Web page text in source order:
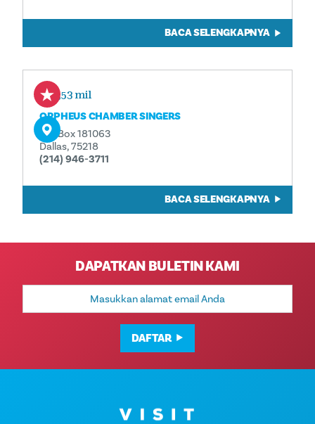
BACA SELENGKAPNYA
1,53 mil
ORPHEUS CHAMBER SINGERS
P.O. Box 181063
Dallas, 75218
(214) 946-3711
BACA SELENGKAPNYA
DAPATKAN BULETIN KAMI
Alamat
DAFTAR